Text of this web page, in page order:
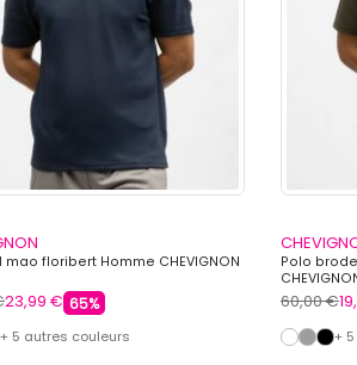
mao floribert Homme CHEVIGNON
23,99 € 65%
+ 5 autres couleurs
Polo
60,00 €
+